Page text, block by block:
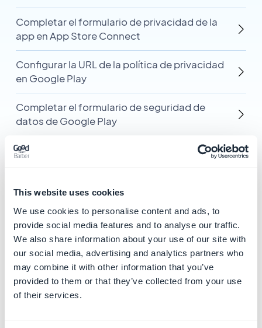
This website uses cookies
We use cookies to personalise content and ads, to
provide social media features and to analyse our traffic.
We also share information about your use of our site with
our social media, advertising and analytics partners who
may combine it with other information that you’ve
provided to them or that they’ve collected from your use
of their services.
Completar el formulario de privacidad de la
app en App Store Connect
Configurar la URL de la política de privacidad
en Google Play
Completar el formulario de seguridad de
datos de Google Play
Categorías
relacionadas
Publicar tu mismo la App iOS
(Solo)